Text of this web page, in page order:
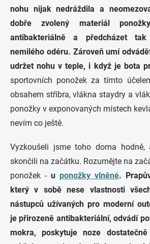
nohu nijak nedráždila a
dobře zvolený materiál
antibakteriálně a předcházet
nemilého odéru. Zároveň umí
udržet nohu v teple, i když je bota
sportovních ponožek za tímto
obsahem stříbra, vlákna staydry a
ponožky v exponovaných místech
nevím co ještě.
Vyzkoušeli jsme toho doma hodně,
skončili na začátku. Rozumějte na
ponožek - u ponožky vlněné.
který v sobě nese vlastnosti
nástupců užívaných pro moderní
je přirozeně antibakteriální, odvádí
mokra, poskytuje noze